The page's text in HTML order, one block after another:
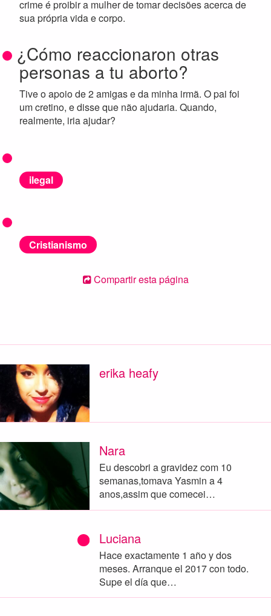
crime é proibir a mulher de tomar decisões acerca de
sua própria vida e corpo.
¿Cómo reaccionaron otras
personas a tu aborto?
Tive o apoio de 2 amigas e da minha irmã. O pai foi
um cretino, e disse que não ajudaria. Quando,
realmente, iria ajudar?
ilegal
Cristianismo
Compartir esta página
erika heafy
Nara
Eu descobri a gravidez com 10
semanas,tomava Yasmin a 4
anos,assim que comecei…
Luciana
Hace exactamente 1 año y dos
meses. Arranque el 2017 con todo.
Supe el día que…